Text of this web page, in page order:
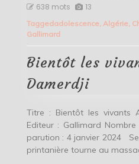
638 mots 13
Taggedadolescence, Algérie,
Gallimard
Bientôt les
Damerdji
Titre : Bientôt les vivants
Editeur : Gallimard
parution : 4 janvier 2024
printanière tourne au